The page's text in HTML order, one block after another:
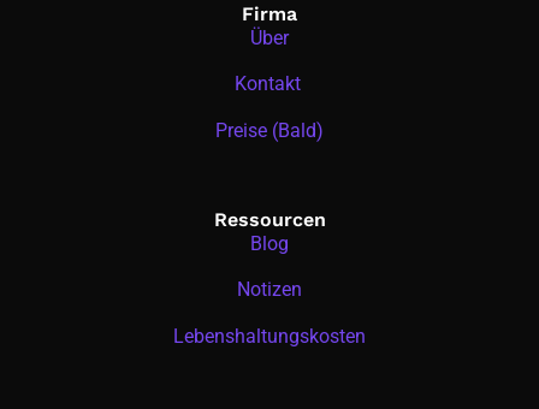
Firma
Über
Kontakt
Preise (Bald)
Ressourcen
Blog
Notizen
Lebenshaltungskosten